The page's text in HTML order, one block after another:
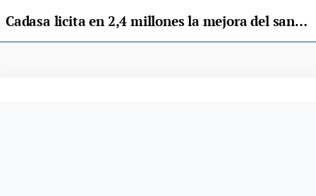
Cadasa licita en 2,4 millones la mejora del saneamiento de Ribadesella y Vega